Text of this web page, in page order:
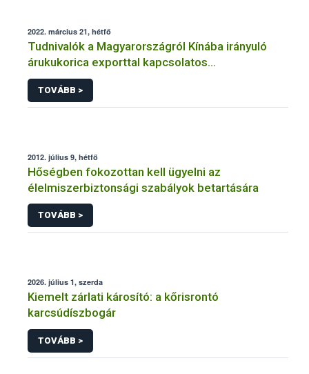
2022. március 21, hétfő
Tudnivalók a Magyarországról Kínába irányuló
árukukorica exporttal kapcsolatos
kötelezettségekről
TOVÁBB >
2012. július 9, hétfő
Hőségben fokozottan kell ügyelni az
élelmiszerbiztonsági szabályok betartására
TOVÁBB >
2026. július 1, szerda
Kiemelt zárlati károsító: a kőrisrontó
karcsúdíszbogár
TOVÁBB >